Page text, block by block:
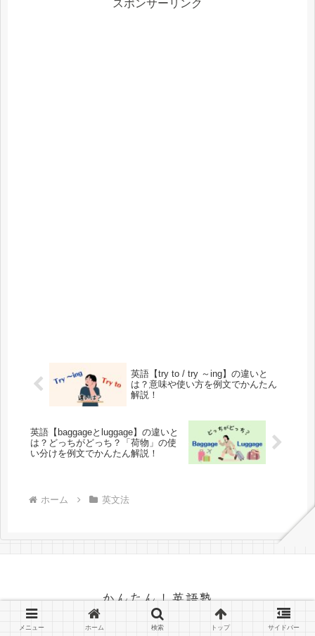
スポンサーリンク
英語【try to / try ～ing】の違いと
は？意味や使い方を例文でかんたん
解説！
英語【baggageとluggage】の違いと
は？どっちがどっち？「荷物」の使
い分けを例文でかんたん解説！
ホーム 英文法
かんたん！英語塾
© 2022 かんたん！英語塾.
メニュー ホーム 検索 トップ サイドバー